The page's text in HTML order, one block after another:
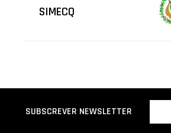
SIMECQ
SUBSCREVER NEWSLETTER